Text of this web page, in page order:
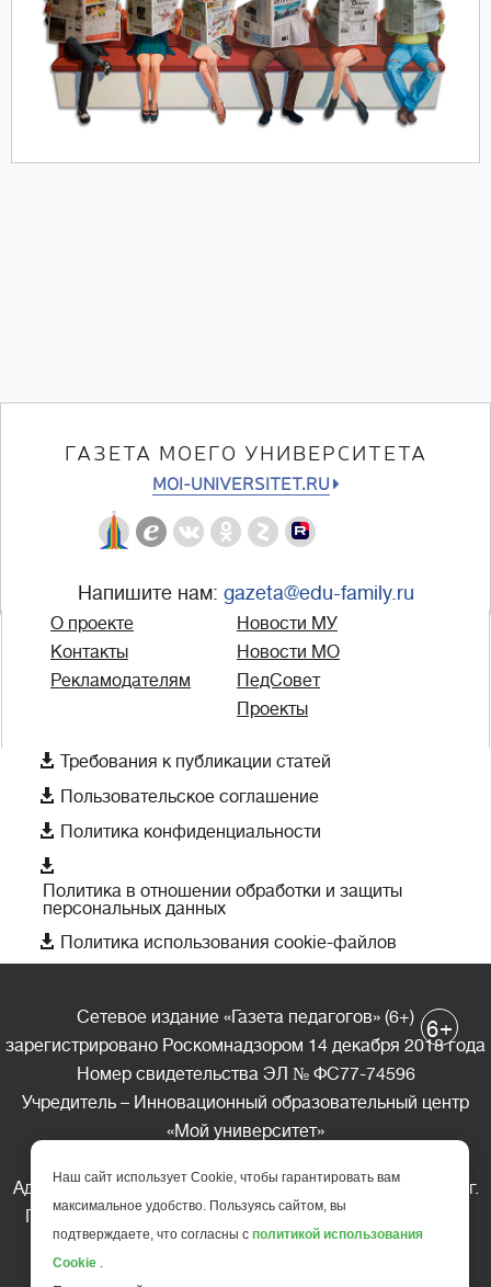
ГАЗЕТА МОЕГО УНИВЕРСИТЕТА
MOI-UNIVERSITET.RU
Напишите нам: gazeta@edu-family.ru
О проекте
Контакты
Рекламодателям
Новости МУ
Новости МО
ПедСовет
Проекты
 Требования к публикации статей
 Пользовательское соглашение
 Политика конфиденциальности

Политика в отношении обработки и защиты
персональных данных
 Политика использования cookie-файлов
Сетевое издание «Газета педагогов» (6+)
зарегистрировано Роскомнадзором 14 декабря 2018 года
Номер свидетельства ЭЛ № ФС77-74596
Учредитель – Инновационный образовательный центр
«Мой университет»
Адрес редакции: 185035 Россия, Республика Карелия, г.
Петрозаводск, ул. Фридриха Энгельса д.10, офис 211
Телефон редакции: +7 (499) 685-10-45
6+
Наш сайт использует Cookie, чтобы гарантировать вам
максимальное удобство. Пользуясь сайтом, вы
подтверждаете, что согласны с политикой использования
Cookie .